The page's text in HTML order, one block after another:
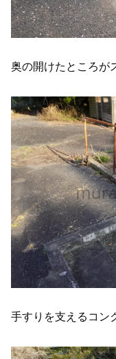
奥の開けたところが
手すりを支えるコン